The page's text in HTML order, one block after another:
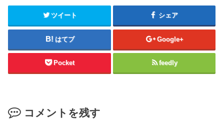
ツイート シェア
はてブ Google+
Pocket feedly
コメントを残す